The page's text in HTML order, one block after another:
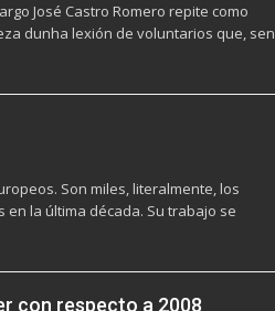
José Castro Romero repite como
dunha lexión de voluntarios que, sen
Son miles, literalmente, los
la última década. Su trabajo se
con respecto a 2008